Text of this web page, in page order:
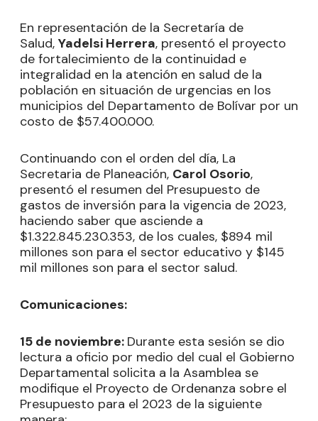
En representación de la Secretaría de
Salud, Yadelsi Herrera, presentó el proyecto
de fortalecimiento de la continuidad e
integralidad en la atención en salud de la
población en situación de urgencias en los
municipios del Departamento de Bolívar por un
costo de $57.400.000.
Continuando con el orden del día, La
Secretaria de Planeación, Carol Osorio,
presentó el resumen del Presupuesto de
gastos de inversión para la vigencia de 2023,
haciendo saber que asciende a
$1.322.845.230.353, de los cuales, $894 mil
millones son para el sector educativo y $145
mil millones son para el sector salud.
Comunicaciones:
15 de noviembre: Durante esta sesión se dio
lectura a oficio por medio del cual el Gobierno
Departamental solicita a la Asamblea se
modifique el Proyecto de Ordenanza sobre el
Presupuesto para el 2023 de la siguiente